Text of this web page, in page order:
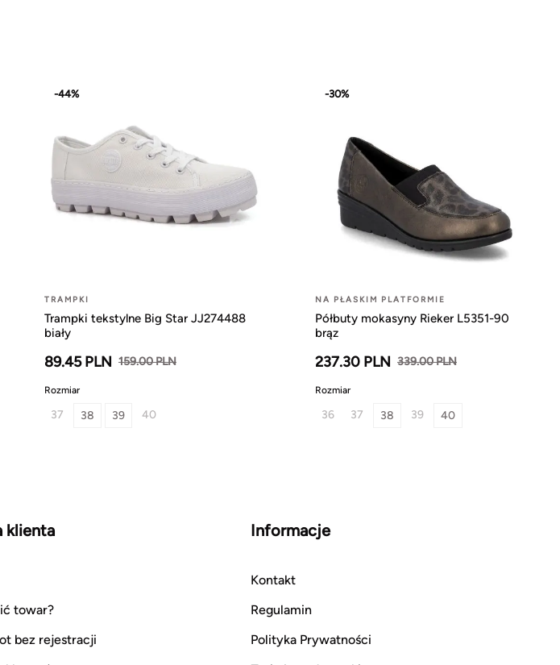
-44%
TRAMPKI
Trampki tekstylne Big Star JJ274488
biały
89.45 PLN 159.00 PLN
Rozmiar
37 38 39 40
-30%
NA PŁASKIM PLATFORMIE
Półbuty mokasyny Rieker L5351-90
brąz
237.30 PLN 339.00 PLN
Rozmiar
36 37 38 39 40
klienta
towar?
bez rejestracji
Informacje
Kontakt
Regulamin
Polityka Prywatności